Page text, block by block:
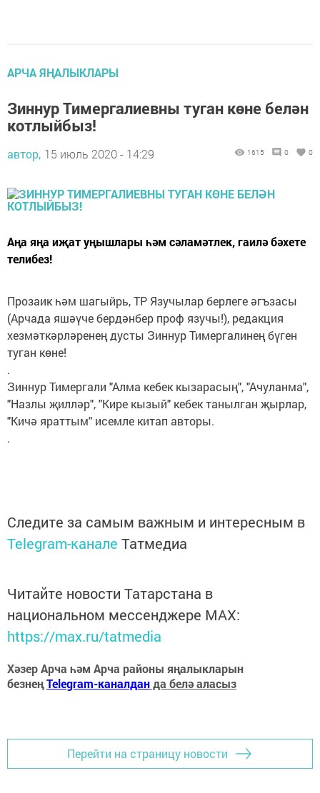
АРЧА ЯҢАЛЫКЛАРЫ
Зиннур Тимергалиевны туган көне белән
котлыйбыз!
автор, 15 июль 2020 - 14:29 1615 0 0
Аңа яңа иҗат уңышлары һәм сәламәтлек, гаилә бәхете
телибез!
Прозаик һәм шагыйрь, ТР Язучылар берлеге әгъзасы
(Арчада яшәүче бердәнбер проф язучы!), редакция
хезмәткәрләренең дусты Зиннур Тимергалинең бүген
туган көне!
.
Зиннур Тимергали "Алма кебек кызарасың", "Ачуланма",
"Назлы җилләр", "Кире кызый" кебек танылган җырлар,
"Кичә яраттым" исемле китап авторы.
.
Следите за самым важным и интересным в
Telegram-канале Татмедиа
Читайте новости Татарстана в
национальном мессенджере MАХ:
https://max.ru/tatmedia
Хәзер Арча һәм Арча районы яңалыкларын
безнеңTelegram-каналданда белә аласыз
Перейти на страницу новости